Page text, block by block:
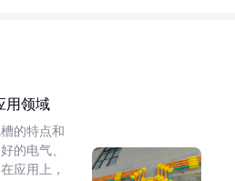
用领域
的特点和
的电气、
应用上，